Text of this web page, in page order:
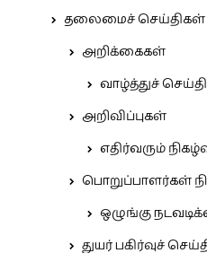
தலைமைச் செய்திகள்
அறிக்கைகள்
வாழ்த்துச்
அறிவிப்புகள்
எதிர்வரும்
பொறுப்பாளர்கள்
ஒழுங்கு
துயர் பகிர்வுச்